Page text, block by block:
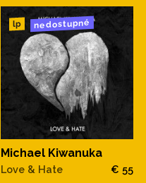
lp nedostupné
Michael Kiwanuka
Love & Hate € 55